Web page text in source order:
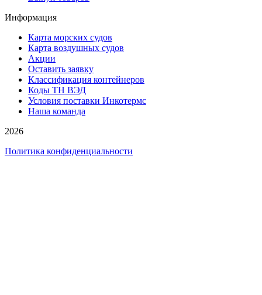
Информация
Карта морских судов
Карта воздушных судов
Акции
Оставить заявку
Классификация контейнеров
Коды ТН ВЭД
Условия поставки Инкотермс
Наша команда
2026
Политика конфиденциальности